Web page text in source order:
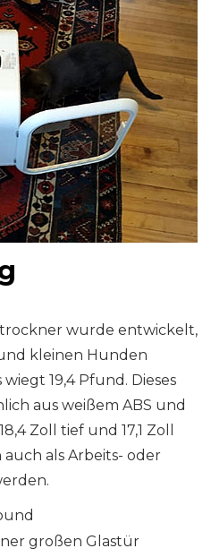
wurde entwickelt,
kleinen Hunden
19,4 Pfund. Dieses
aus weißem ABS und
Zoll tief und 17,1 Zoll
als Arbeits- oder
großen Glastür